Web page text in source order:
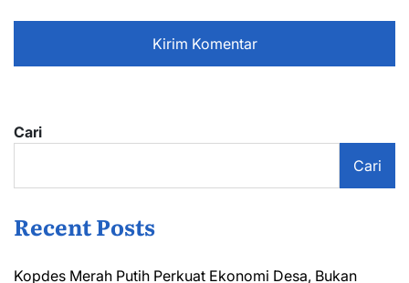
Cari
Cari
Recent Posts
Kopdes Merah Putih Perkuat Ekonomi Desa, Bukan